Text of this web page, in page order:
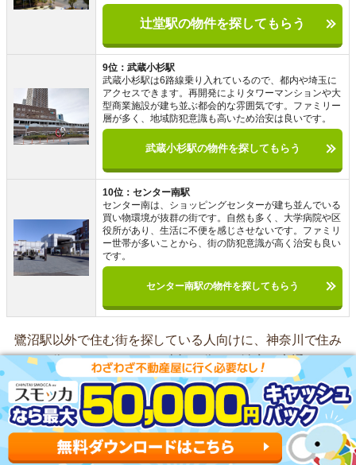
辻堂駅の物件を探してもらう
9位：武蔵小杉駅
武蔵小杉駅は6路線乗り入れているので、都内や埼玉に
アクセスできます。再開発によりタワーマンションや大
型商業施設が建ち並ぶ都会的な雰囲気です。ファミリー
層が多く、地域防犯意識も高いため治安は良いです。
武蔵小杉駅の物件を探してもらう
10位：センター南駅
センター南は、ショッピングセンターが建ち並んでいる
買い物環境が抜群の街です。自然も多く、大学病院や区
役所があり、生活に不便を感じさせないです。ファミリ
ー世帯が多いことから、街の防犯意識が高く治安も良い
です。
センター南駅の物件を探してもらう
鷺沼駅以外で住む街を探している人向けに、神奈川で住み
やすい街をまとめました。上記の街は、治安や交通アクセ
スの良さ、家賃相場の低さなどに優れたおすすめの街で
す。
自分がどこに住むべきか迷ったら、「スモッカ」に相談す
るのがおすすめです。